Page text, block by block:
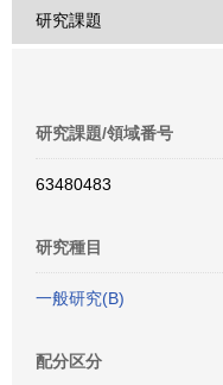
研究課題
研究課題/領域番号
63480483
研究種目
一般研究(B)
配分区分